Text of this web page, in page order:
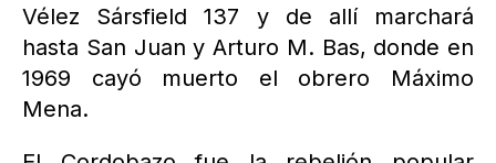
Vélez Sársfield 137 y de allí marchará
hasta San Juan y Arturo M. Bas, donde en
1969 cayó muerto el obrero Máximo
Mena.